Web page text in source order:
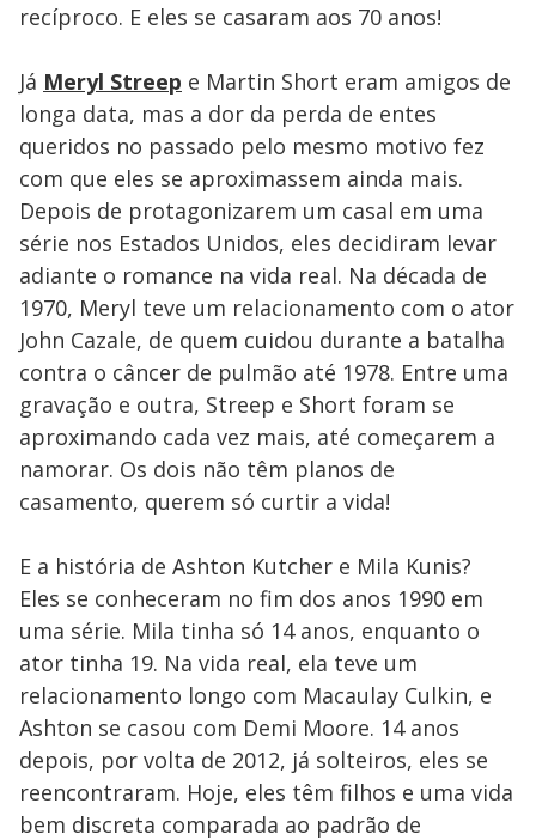
recíproco. E eles se casaram aos 70 anos!
Já Meryl Streep e Martin Short eram amigos de
longa data, mas a dor da perda de entes
queridos no passado pelo mesmo motivo fez
com que eles se aproximassem ainda mais.
Depois de protagonizarem um casal em uma
série nos Estados Unidos, eles decidiram levar
adiante o romance na vida real. Na década de
1970, Meryl teve um relacionamento com o ator
John Cazale, de quem cuidou durante a batalha
contra o câncer de pulmão até 1978. Entre uma
gravação e outra, Streep e Short foram se
aproximando cada vez mais, até começarem a
namorar. Os dois não têm planos de
casamento, querem só curtir a vida!
E a história de Ashton Kutcher e Mila Kunis?
Eles se conheceram no fim dos anos 1990 em
uma série. Mila tinha só 14 anos, enquanto o
ator tinha 19. Na vida real, ela teve um
relacionamento longo com Macaulay Culkin, e
Ashton se casou com Demi Moore. 14 anos
depois, por volta de 2012, já solteiros, eles se
reencontraram. Hoje, eles têm filhos e uma vida
bem discreta comparada ao padrão de